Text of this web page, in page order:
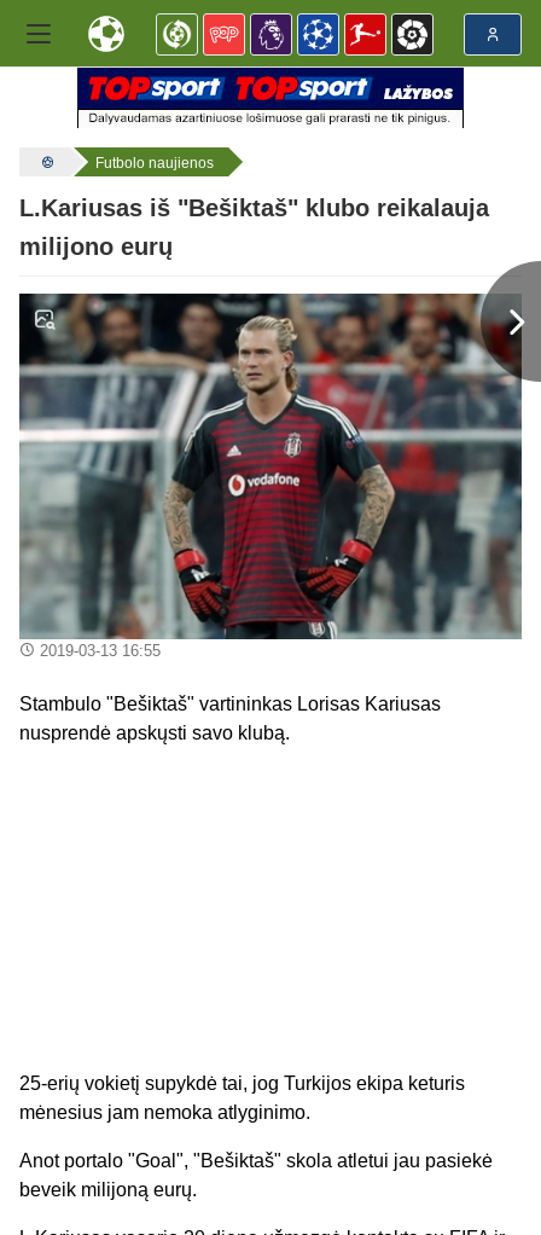
Futbolo naujienos
L.Kariusas iš "Bešiktaš" klubo reikalauja
milijono eurų
2019-03-13 16:55
Stambulo "Bešiktaš" vartininkas Lorisas Kariusas
nusprendė apskųsti savo klubą.
25-erių vokietį supykdė tai, jog Turkijos ekipa keturis
mėnesius jam nemoka atlyginimo.
Anot portalo "Goal", "Bešiktaš" skola atletui jau pasiekė
beveik milijoną eurų.